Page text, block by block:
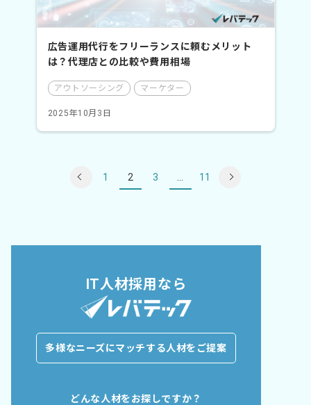
広告運用代行をフリーランスに頼むメリット
は？代理店との比較や費用相場
アウトソーシング マーケター
2025年10月3日
1 2 3 11
IT人材採用なら
多様なニーズにマッチする人材をご提案
どんな人材をお探しですか？